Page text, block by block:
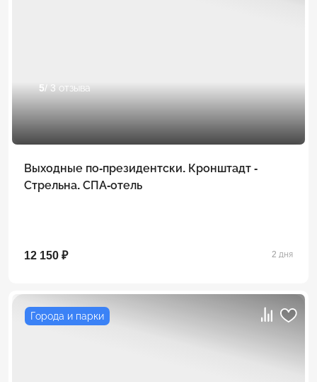
5/ 3 отзыва
Выходные по-президентски. Кронштадт -
Стрельна. СПА-отель
12 150 ₽ 2 дня
Города и парки